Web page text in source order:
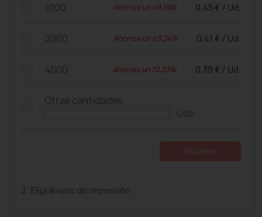
1000 Ahorras un 49,19% 0,45 € / Ud.
2000 Ahorras un 63,24% 0,41 € / Ud.
4000 Ahorras un 70,33% 0,39 € / Ud.
Otras cantidades
Uds.
2. Elija área/s de impresión